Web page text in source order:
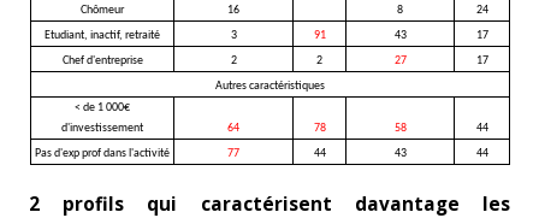
Chômeur
16 8
24
Etudiant, inactif, retraité
3 91 43
17
Chef d'entreprise
2 2 27
17
Autres caractéristiques
< de 1 000€
d'investissement
64 78 58
44
Pas d'exp prof dans l'activité
77 44 43 44
2 profils qui caractérisent davantage les